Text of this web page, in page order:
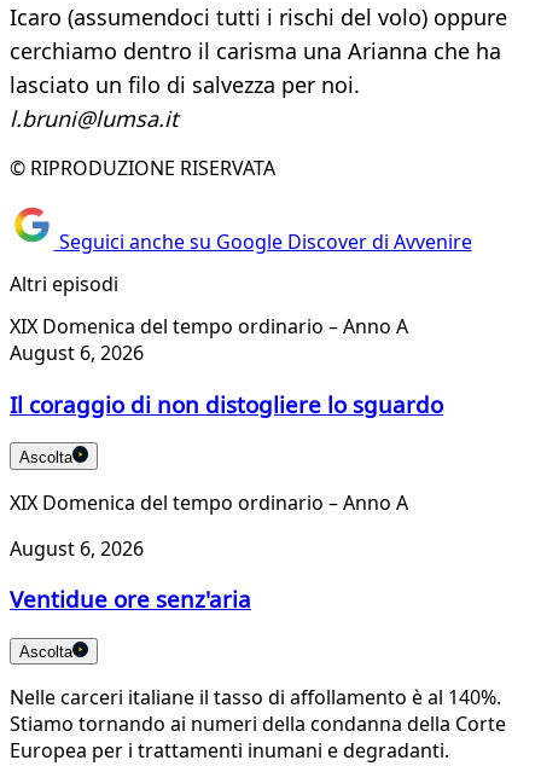
Icaro (assumendoci tutti i rischi del volo) oppure
cerchiamo dentro il carisma una Arianna che ha
lasciato un filo di salvezza per noi.
l.bruni@lumsa.it
© RIPRODUZIONE RISERVATA
Seguici anche su Google Discover di Avvenire
Altri episodi
XIX Domenica del tempo ordinario – Anno A
August 6, 2026
Il coraggio di non distogliere lo sguardo
Ascolta
XIX Domenica del tempo ordinario – Anno A
August 6, 2026
Ventidue ore senz'aria
Ascolta
Nelle carceri italiane il tasso di affollamento è al 140%.
Stiamo tornando ai numeri della condanna della Corte
Europea per i trattamenti inumani e degradanti.